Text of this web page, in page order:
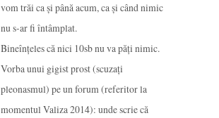
vom trăi ca și până acum, ca și când nimic
nu s-ar fi întâmplat.
Bineînțeles că nici 10sb nu va păți nimic.
Vorba unui gigist prost (scuzați
pleonasmul) pe un forum (referitor la
momentul Valiza 2014): unde scrie că